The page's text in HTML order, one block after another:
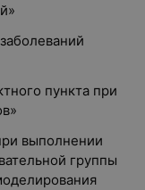
пункта при
выполнении
группы